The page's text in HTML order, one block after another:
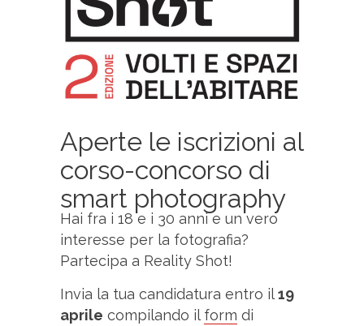
Aperte le iscrizioni al
corso-concorso di
smart photography
Hai fra i 18 e i 30 anni e un vero
interesse per la fotografia?
Partecipa a Reality Shot!
Invia la tua candidatura entro il19
aprile compilando ilform di